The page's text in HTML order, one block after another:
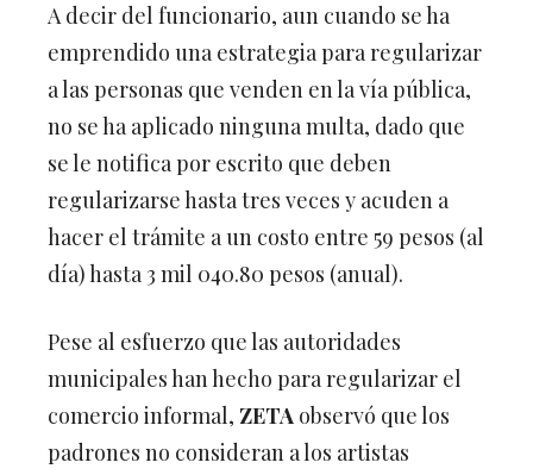
A decir del funcionario, aun cuando se ha
emprendido una estrategia para regularizar
a las personas que venden en la vía pública,
no se ha aplicado ninguna multa, dado que
se le notifica por escrito que deben
regularizarse hasta tres veces y acuden a
hacer el trámite a un costo entre 59 pesos (al
día) hasta 3 mil 040.80 pesos (anual).
Pese al esfuerzo que las autoridades
municipales han hecho para regularizar el
comercio informal, ZETA observó que los
padrones no consideran a los artistas